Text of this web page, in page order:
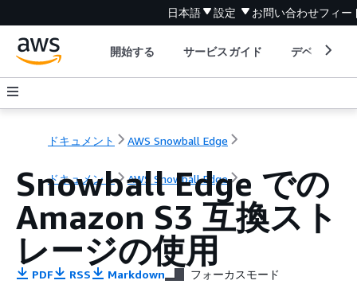
日本語 設定 お問い合わせフィー
開始する サービスガイド デベロッパ
ドキュメント AWS Snowball Edge
ドキュメント AWS Snowball Edge
Snowball Edge での
Amazon S3 互換スト
レージの使用
PDF RSS Markdown フォーカスモード